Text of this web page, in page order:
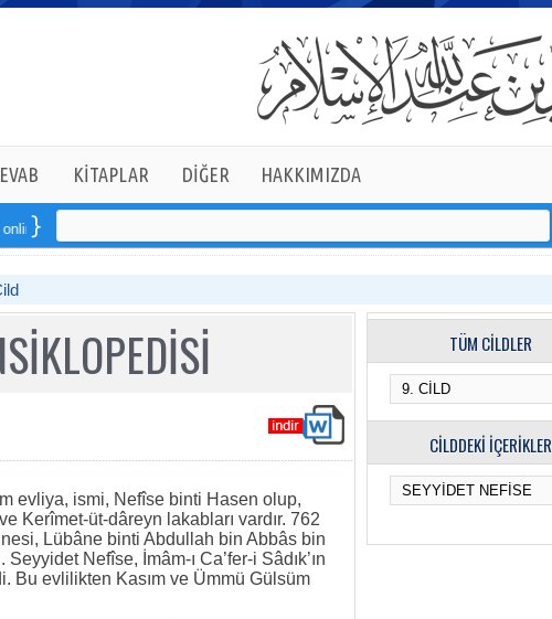
KİTAPLAR DİĞER HAKKIMIZDA
verebilirsiniz
evliya, ismi, Nefîse binti Hasen olup,
Kerîmet-üt-dâreyn lakabları vardır. 762
Lübâne binti Abdullah bin Abbâs bin
Nefîse, İmâm-ı Ca’fer-i Sâdık’ın
Bu evlilikten Kasım ve Ümmü Gülsüm
TÜM CİLDLER
CİLDDEKİ İÇERİKLER